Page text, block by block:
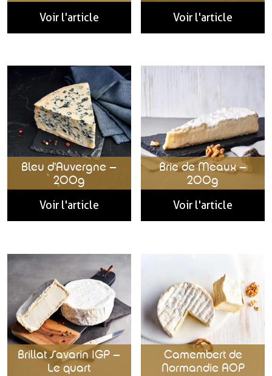
Voir l'article Voir l'article
Bleu d’Auvergne –
200g
Voir l'article
Brie de Meaux –
200g
Voir l'article
Brillat Savarin IGP –
Le quart
Camembert de
Normandie AOP